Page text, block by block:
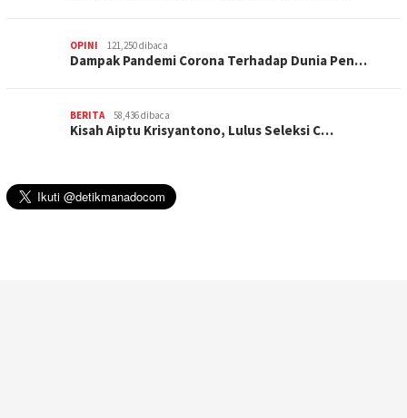
OPINI 121,250 dibaca
Dampak Pandemi Corona Terhadap Dunia Pen…
BERITA 58,436 dibaca
Kisah Aiptu Krisyantono, Lulus Seleksi C…